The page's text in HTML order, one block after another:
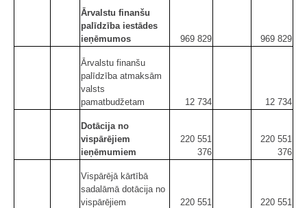
Ārvalstu finanšu
palīdzība iestādes
ieņēmumos
969 829 969 829
Ārvalstu finanšu
palīdzība atmaksām
valsts
pamatbudžetam
12 734 12 734
Dotācija no
vispārējiem
ieņēmumiem
220 551
376
220 551
376
Vispārējā kārtībā
sadalāmā dotācija no
vispārējiem
220 551
220 551